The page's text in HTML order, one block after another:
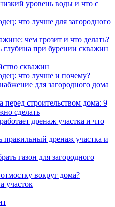
уровень воды и что с
что лучше для загородного
чем грозит и что делать?
при бурении скважин
скважин
что лучше и почему?
для загородного дома
перед строительством дома: 9
сделать
дренаж участка и что
правильный дренаж участка и
газон для загородного
вокруг дома?
участок